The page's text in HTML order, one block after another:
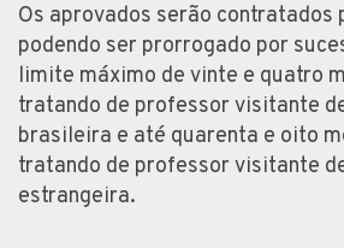
Os aprovados serão contratados
podendo ser prorrogado por
limite máximo de vinte e quatro
tratando de professor visitante
brasileira e até quarenta e oito
tratando de professor visitante
estrangeira.